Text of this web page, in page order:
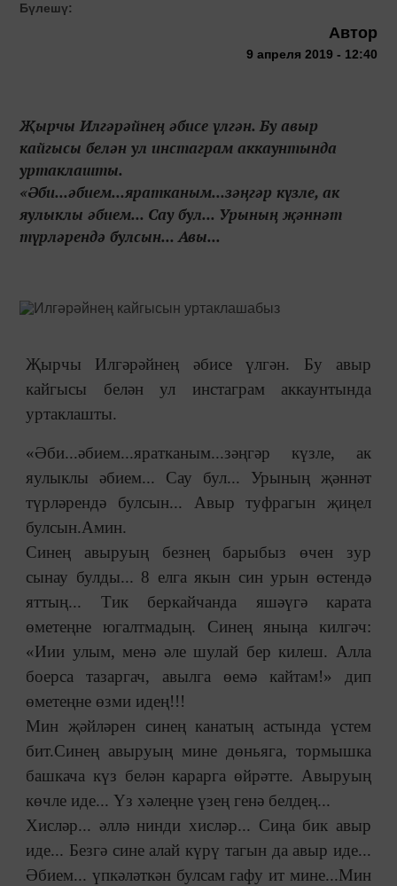
Бүлешү:
Автор
9 апреля 2019 - 12:40
Җырчы Илгәрәйнең әбисе үлгән. Бу авыр
кайгысы белән ул инстаграм аккаунтында
уртаклашты.
«Әби...әбием...яратканым...зәңгәр күзле, ак
яулыклы әбием... Сау бул... Урының җәннәт
түрләрендә булсын... Авы...
Җырчы Илгәрәйнең әбисе үлгән. Бу авыр
кайгысы белән ул инстаграм аккаунтында
уртаклашты.
«Әби...әбием...яратканым...зәңгәр күзле, ак
яулыклы әбием... Сау бул... Урының җәннәт
түрләрендә булсын... Авыр туфрагын җиңел
булсын.Амин.
Синең авыруың безнең барыбыз өчен зур
сынау булды... 8 елга якын син урын өстендә
яттың... Тик беркайчанда яшәүгә карата
өметеңне югалтмадың. Синең яныңа килгәч:
«Иии улым, менә әле шулай бер килеш. Алла
боерса тазаргач, авылга өемә кайтам!» дип
өметеңне өзми идең!!!
Мин җәйләрен синең канатың астында үстем
бит.Синең авыруың мине дөньяга, тормышка
башкача күз белән карарга өйрәтте. Авыруың
көчле иде... Үз хәлеңне үзең генә белдең...
Хисләр... әллә нинди хисләр... Сиңа бик авыр
иде... Безгә сине алай күрү тагын да авыр иде...
Әбием... үпкәләткән булсам гафу ит мине...Мин